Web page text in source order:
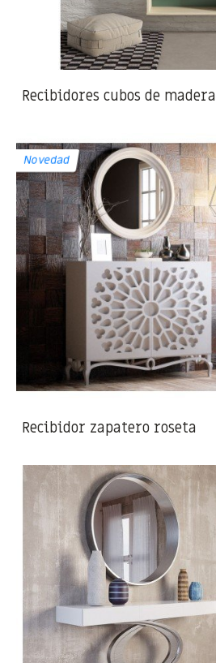
Recibidores cubos de madera
Recibidor zapatero roseta
Novedad